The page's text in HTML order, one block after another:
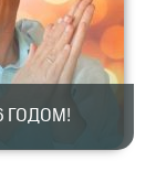
ГОДОМ!